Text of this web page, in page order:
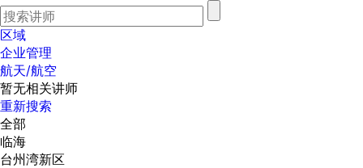
区域
企业管理
航天/航空
暂无相关讲师
重新搜索
全部
临海
台州湾新区